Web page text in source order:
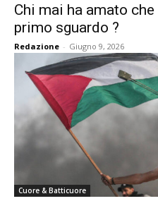
Chi mai ha amato
primo sguardo ?
Redazione - Giugno 9, 2026
Cuore & Batticuore